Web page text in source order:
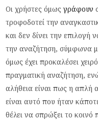
Οι χρήστες όμωςγράφουν
τροφοδοτεί την
και δεν δίνει την επιλογή
την αναζήτηση, σύμφωνα
όμως έχει προκαλέσει
πραγματική αναζήτηση,
αλήθεια είναι πως η απλή
είναι αυτό που ήταν
θέλει να σπρώξει το